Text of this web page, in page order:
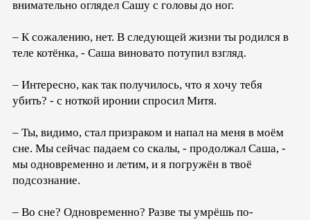
внимательно оглядел Сашу с головы до ног.
– К сожалению, нет. В следующей жизни ты родился в
теле котёнка, - Саша виновато потупил взгляд.
– Интересно, как так получилось, что я хочу тебя
убить? - с ноткой иронии спросил Митя.
– Ты, видимо, стал призраком и напал на меня в моём
сне. Мы сейчас падаем со скалы, - продолжал Саша, -
мы одновременно и летим, и я погружён в твоё
подсознание.
– Во сне? Одновременно? Разве ты умрёшь по-